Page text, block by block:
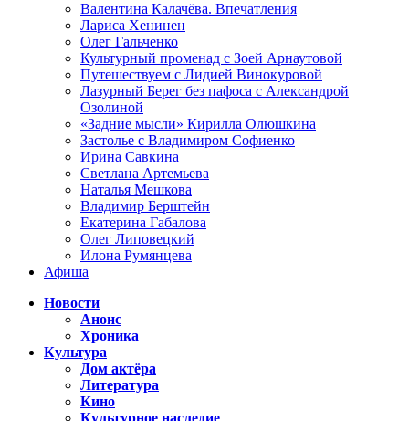
Валентина Калачёва. Впечатления
Лариса Хенинен
Олег Гальченко
Культурный променад с Зоей Арнаутовой
Путешествуем с Лидией Винокуровой
Лазурный Берег без пафоса с Александрой
Озолиной
«Задние мысли» Кирилла Олюшкина
Застолье с Владимиром Софиенко
Ирина Савкина
Светлана Артемьева
Наталья Мешкова
Владимир Берштейн
Екатерина Габалова
Олег Липовецкий
Илона Румянцева
Афиша
Новости
Анонс
Хроника
Культура
Дом актёра
Литература
Кино